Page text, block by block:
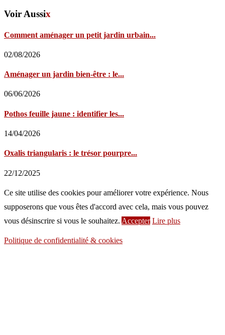
Voir Aussix
Comment aménager un petit jardin urbain...
02/08/2026
Aménager un jardin bien-être : le...
06/06/2026
Pothos feuille jaune : identifier les...
14/04/2026
Oxalis triangularis : le trésor pourpre...
22/12/2025
Ce site utilise des cookies pour améliorer votre expérience. Nous
supposerons que vous êtes d'accord avec cela, mais vous pouvez
vous désinscrire si vous le souhaitez. Accepter Lire plus
Politique de confidentialité & cookies